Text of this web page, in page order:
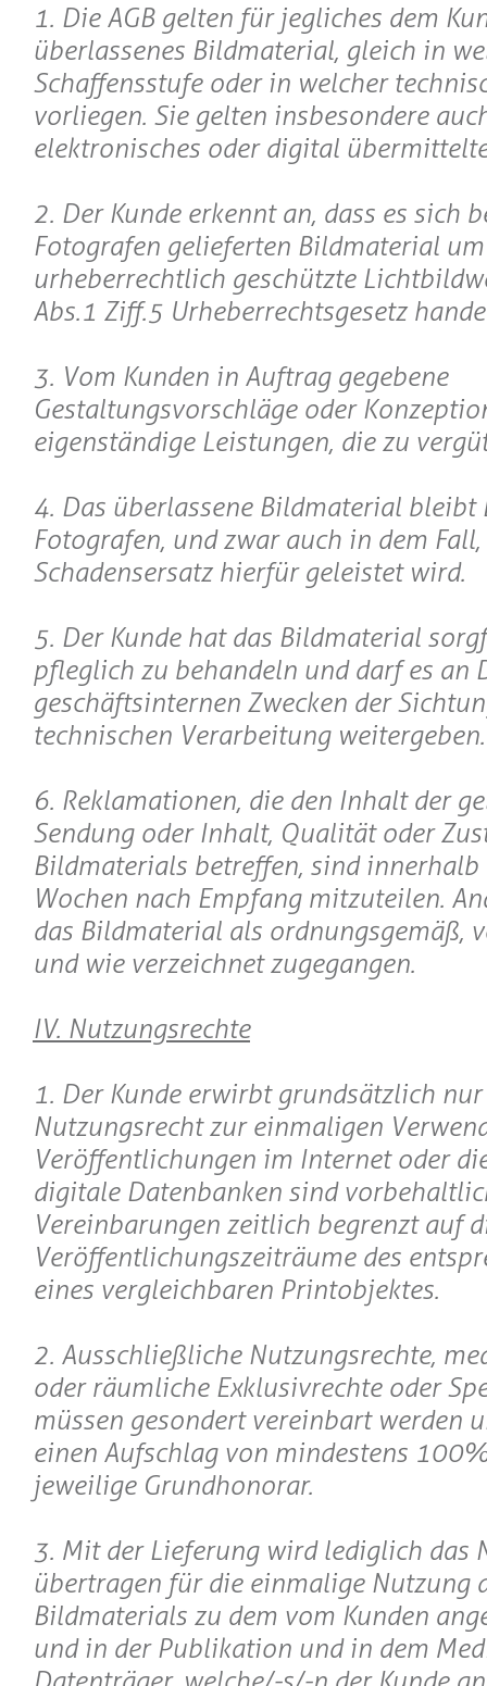
1. Die AGB gelten für jegliches dem
überlassenes Bildmaterial, gleich in
Schaffensstufe oder in welcher
vorliegen. Sie gelten insbesondere
elektronisches oder digital
2. Der Kunde erkennt an, dass es sich
Fotografen gelieferten Bildmaterial um
urheberrechtlich geschützte
Abs.1 Ziff.5 Urheberrechtsgesetz
3. Vom Kunden in Auftrag gegebene
Gestaltungsvorschläge oder
eigenständige Leistungen, die zu
4. Das überlassene Bildmaterial bleibt
Fotografen, und zwar auch in dem Fall,
Schadensersatz hierfür geleistet wird.
5. Der Kunde hat das Bildmaterial
pfleglich zu behandeln und darf es an
geschäftsinternen Zwecken der
technischen Verarbeitung weitergeben.
6. Reklamationen, die den Inhalt der
Sendung oder Inhalt, Qualität oder
Bildmaterials betreffen, sind innerhalb
Wochen nach Empfang mitzuteilen.
das Bildmaterial als ordnungsgemäß,
und wie verzeichnet zugegangen.
IV. Nutzungsrechte
1. Der Kunde erwirbt grundsätzlich
Nutzungsrecht zur einmaligen
Veröffentlichungen im Internet oder
digitale Datenbanken sind
Vereinbarungen zeitlich begrenzt auf
Veröffentlichungszeiträume des
eines vergleichbaren Printobjektes.
2. Ausschließliche Nutzungsrechte,
oder räumliche Exklusivrechte oder
müssen gesondert vereinbart werden
einen Aufschlag von mindestens
jeweilige Grundhonorar.
3. Mit der Lieferung wird lediglich das
übertragen für die einmalige Nutzung
Bildmaterials zu dem vom Kunden
und in der Publikation und in dem